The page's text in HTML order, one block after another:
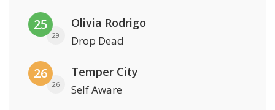
25
29
Olivia Rodrigo
Drop Dead
26
26
Temper City
Self Aware